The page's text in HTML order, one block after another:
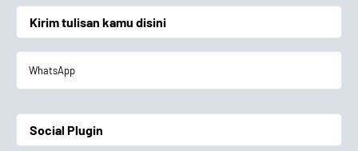
Kirim tulisan kamu disini
WhatsApp
Social Plugin